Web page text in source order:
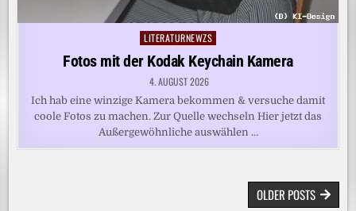
Posted
in
LITERATURNEWZS
Fotos mit der Kodak Keychain Kamera
4. AUGUST 2026
Ich hab eine winzige Kamera bekommen & versuche damit
coole Fotos zu machen. Zur Quelle wechseln Hier jetzt das
Außergewöhnliche auswählen …
BEITRAGSNAVIGATIONOLDER POSTS